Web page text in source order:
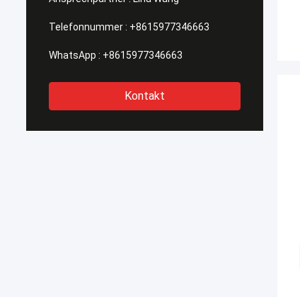
Telefonnummer : +8615977346663
WhatsApp : +8615977346663
Kontakt